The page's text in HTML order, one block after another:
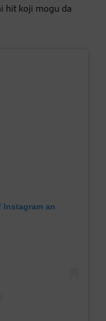
hit koji mogu da
Instagram an